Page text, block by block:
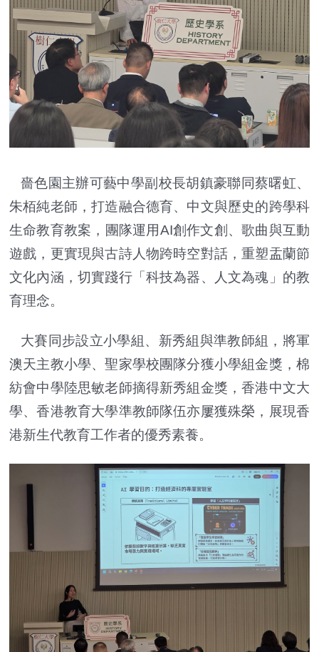
嗇色園主辦可藝中學副校長胡鎮豪聯同蔡曙虹、
朱栢純老師，打造融合德育、中文與歷史的跨學科
生命教育教案，團隊運用AI創作文創、歌曲與互動
遊戲，更實現與古詩人物跨時空對話，重塑盂蘭節
文化內涵，切實踐行「科技為器、人文為魂」的教
育理念。
大賽同步設立小學組、新秀組與準教師組，將軍
澳天主教小學、聖家學校團隊分獲小學組金獎，棉
紡會中學陸思敏老師摘得新秀組金獎，香港中文大
學、香港教育大學準教師隊伍亦屢獲殊榮，展現香
港新生代教育工作者的優秀素養。